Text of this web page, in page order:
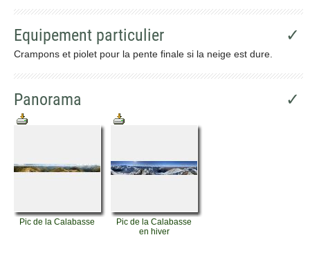
Equipement particulier ✓
Crampons et piolet pour la pente finale si la neige est dure.
Panorama ✓
Pic de la Calabasse
Pic de la Calabasse
en hiver